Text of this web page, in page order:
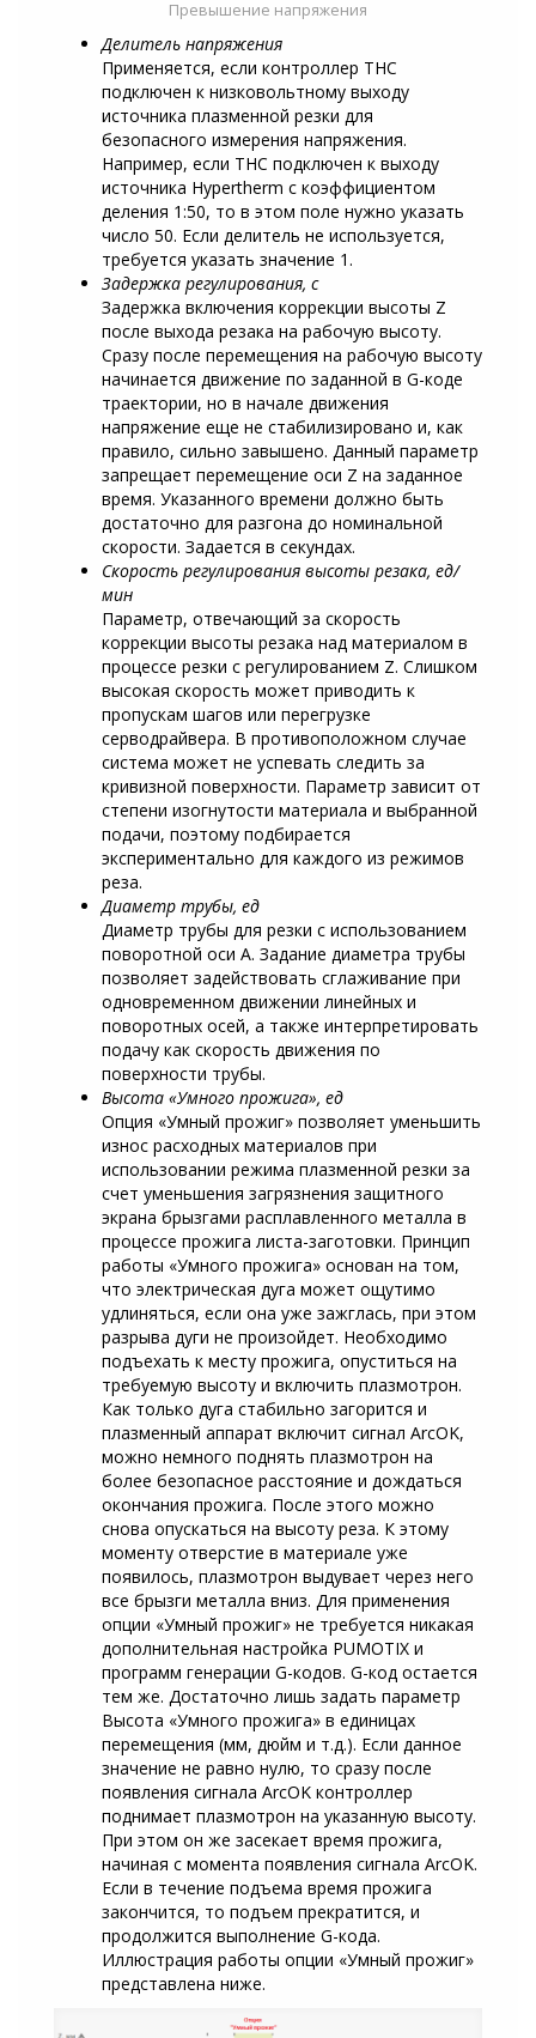
Превышение напряжения
Делитель напряжения
Применяется, если контроллер ТНС
подключен к низковольтному выходу
источника плазменной резки для
безопасного измерения напряжения.
Например, если ТНС подключен к выходу
источника Hypertherm с коэффициентом
деления 1:50, то в этом поле нужно указать
число 50. Если делитель не используется,
требуется указать значение 1.
Задержка регулирования, с
Задержка включения коррекции высоты Z
после выхода резака на рабочую высоту.
Сразу после перемещения на рабочую высоту
начинается движение по заданной в G-коде
траектории, но в начале движения
напряжение еще не стабилизировано и, как
правило, сильно завышено. Данный параметр
запрещает перемещение оси Z на заданное
время. Указанного времени должно быть
достаточно для разгона до номинальной
скорости. Задается в секундах.
Скорость регулирования высоты резака, ед/
мин
Параметр, отвечающий за скорость
коррекции высоты резака над материалом в
процессе резки с регулированием Z. Слишком
высокая скорость может приводить к
пропускам шагов или перегрузке
серводрайвера. В противоположном случае
система может не успевать следить за
кривизной поверхности. Параметр зависит от
степени изогнутости материала и выбранной
подачи, поэтому подбирается
экспериментально для каждого из режимов
реза.
Диаметр трубы, ед
Диаметр трубы для резки с использованием
поворотной оси A. Задание диаметра трубы
позволяет задействовать сглаживание при
одновременном движении линейных и
поворотных осей, а также интерпретировать
подачу как скорость движения по
поверхности трубы.
Высота «Умного прожига», ед
Опция «Умный прожиг» позволяет уменьшить
износ расходных материалов при
использовании режима плазменной резки за
счет уменьшения загрязнения защитного
экрана брызгами расплавленного металла в
процессе прожига листа-заготовки. Принцип
работы «Умного прожига» основан на том,
что электрическая дуга может ощутимо
удлиняться, если она уже зажглась, при этом
разрыва дуги не произойдет. Необходимо
подъехать к месту прожига, опуститься на
требуемую высоту и включить плазмотрон.
Как только дуга стабильно загорится и
плазменный аппарат включит сигнал ArcOK,
можно немного поднять плазмотрон на
более безопасное расстояние и дождаться
окончания прожига. После этого можно
снова опускаться на высоту реза. К этому
моменту отверстие в материале уже
появилось, плазмотрон выдувает через него
все брызги металла вниз. Для применения
опции «Умный прожиг» не требуется никакая
дополнительная настройка PUMOTIX и
программ генерации G-кодов. G-код остается
тем же. Достаточно лишь задать параметр
Высота «Умного прожига» в единицах
перемещения (мм, дюйм и т.д.). Если данное
значение не равно нулю, то сразу после
появления сигнала ArcOK контроллер
поднимает плазмотрон на указанную высоту.
При этом он же засекает время прожига,
начиная с момента появления сигнала ArcOK.
Если в течение подъема время прожига
закончится, то подъем прекратится, и
продолжится выполнение G-кода.
Иллюстрация работы опции «Умный прожиг»
представлена ниже.